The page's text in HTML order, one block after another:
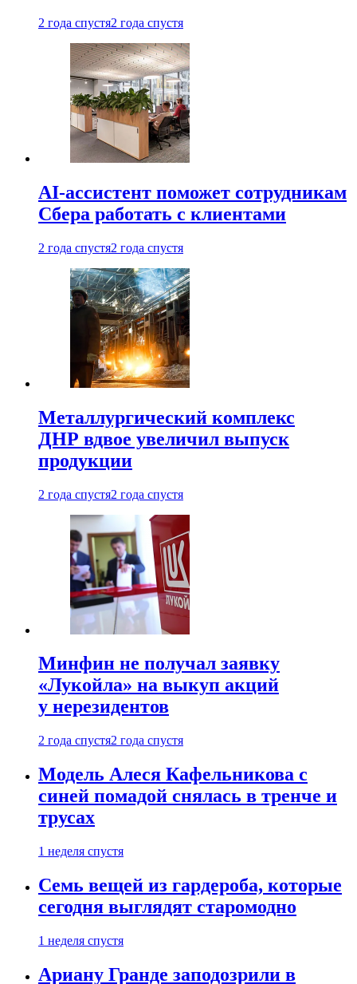
2 года спустя2 года спустя
AI-ассистент поможет сотрудникам
Сбера работать с клиентами
2 года спустя2 года спустя
Металлургический комплекс
ДНР вдвое увеличил выпуск
продукции
2 года спустя2 года спустя
Минфин не получал заявку
«Лукойла» на выкуп акций
у нерезидентов
2 года спустя2 года спустя
Модель Алеся Кафельникова с
синей помадой снялась в тренче и
трусах
1 неделя спустя
Семь вещей из гардероба, которые
сегодня выглядят старомодно
1 неделя спустя
Ариану Гранде заподозрили в